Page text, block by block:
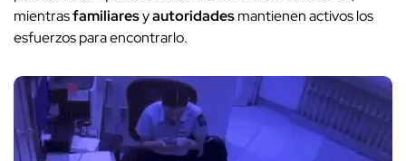
mientrasfamiliaresyautoridadesmantienen activos los
esfuerzos para encontrarlo.